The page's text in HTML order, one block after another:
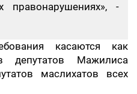
правонарушениях», -
касаются как
депутатов Мажилиса
маслихатов всех